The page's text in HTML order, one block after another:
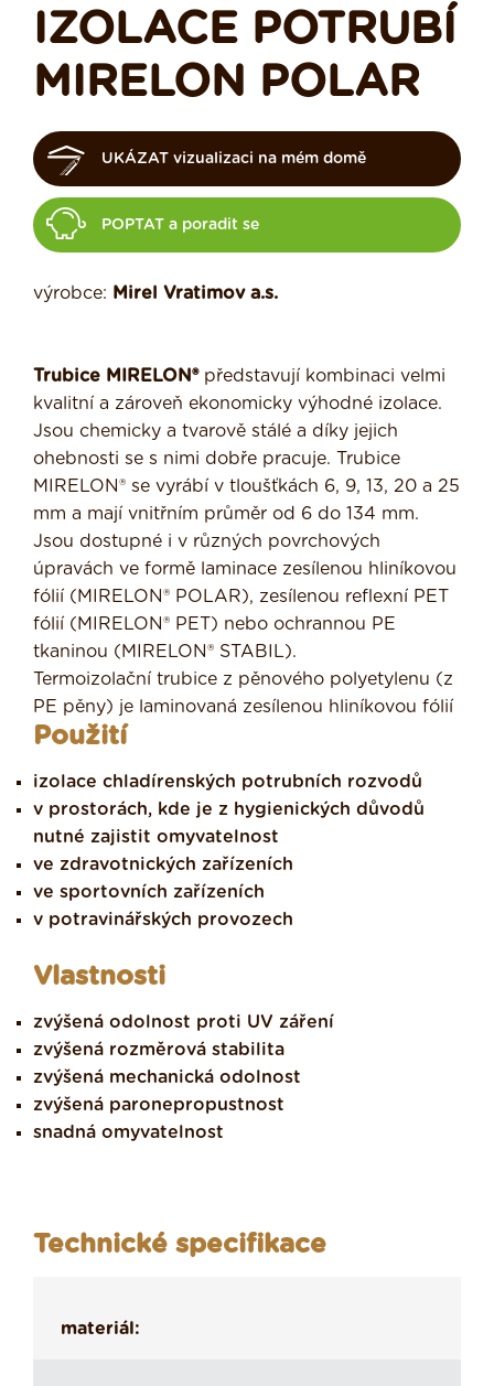
IZOLACE POTRUBÍ
MIRELON POLAR
UKÁZAT vizualizaci na mém domě
POPTAT a poradit se
výrobce: Mirel Vratimov a.s.
Trubice MIRELON®představují kombinaci velmi
kvalitní a zároveň ekonomicky výhodné izolace.
Jsou chemicky a tvarově stálé a díky jejich
ohebnosti se s nimi dobře pracuje. Trubice
MIRELON® se vyrábí v tloušťkách 6, 9, 13, 20 a 25
mm a mají vnitřním průměr od 6 do 134 mm.
Jsou dostupné i v různých povrchových
úpravách ve formě laminace zesílenou hliníkovou
fólií (MIRELON® POLAR), zesílenou reflexní PET
fólií (MIRELON® PET) nebo ochrannou PE
tkaninou (MIRELON® STABIL).
Termoizolační trubice z pěnového polyetylenu (z
PE pěny) je laminovaná zesílenou hliníkovou fólií
Použití
izolace chladírenských potrubních rozvodů
v prostorách, kde je z hygienických důvodů
nutné zajistit omyvatelnost
ve zdravotnických zařízeních
ve sportovních zařízeních
v potravinářských provozech
Vlastnosti
zvýšená odolnost proti UV záření
zvýšená rozměrová stabilita
zvýšená mechanická odolnost
zvýšená paronepropustnost
snadná omyvatelnost
Technické specifikace
materiál: